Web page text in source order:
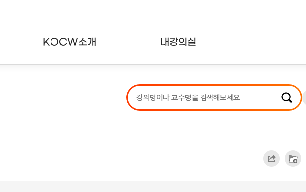
KOCW소개 내강의실
강의리스트
수강확인증강의